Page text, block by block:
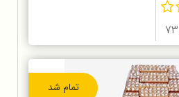
تمام شد